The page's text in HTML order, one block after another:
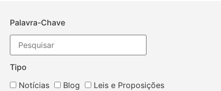
Palavra-Chave
Tipo
Notícias
Blog
Leis e Proposições